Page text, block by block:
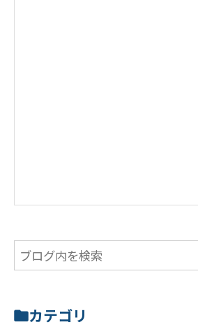
カテゴリ